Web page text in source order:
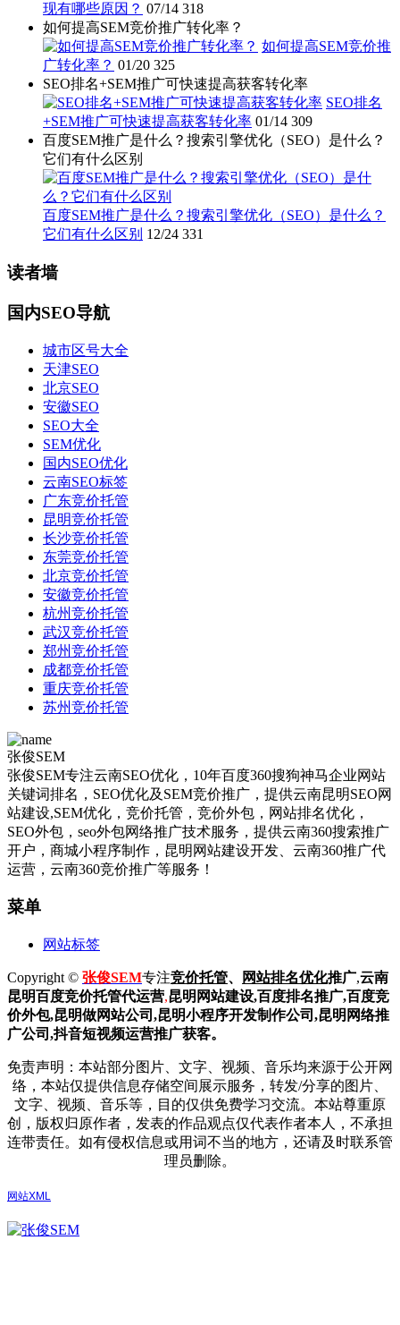
现有哪些原因？ 07/14 318
如何提高SEM竞价推广转化率？
如何提高SEM竞价推
广转化率？ 01/20 325
SEO排名+SEM推广可快速提高获客转化率
SEO排名
+SEM推广可快速提高获客转化率 01/14 309
百度SEM推广是什么？搜索引擎优化（SEO）是什么？
它们有什么区别
百度SEM推广是什么？搜索引擎优化（SEO）是什么？
它们有什么区别 12/24 331
读者墙
国内SEO导航
城市区号大全
天津SEO
北京SEO
安徽SEO
SEO大全
SEM优化
国内SEO优化
云南SEO标签
广东竞价托管
昆明竞价托管
长沙竞价托管
东莞竞价托管
北京竞价托管
安徽竞价托管
杭州竞价托管
武汉竞价托管
郑州竞价托管
成都竞价托管
重庆竞价托管
苏州竞价托管
张俊SEM
张俊SEM专注云南SEO优化，10年百度360搜狗神马企业网站
关键词排名，SEO优化及SEM竞价推广，提供云南昆明SEO网
站建设,SEM优化，竞价托管，竞价外包，网站排名优化，
SEO外包，seo外包网络推广技术服务，提供云南360搜索推广
开户，商城小程序制作，昆明网站建设开发、云南360推广代
运营，云南360竞价推广等服务！
菜单
网站标签
Copyright © 张俊SEM专注竞价托管、 网站排名优化推广,云南
昆明百度竞价托管代运营,昆明网站建设,百度排名推广,百度竞
价外包,昆明做网站公司,昆明小程序开发制作公司,昆明网络推
广公司,抖音短视频运营推广获客。
免责声明：本站部分图片、文字、视频、音乐均来源于公开网
络，本站仅提供信息存储空间展示服务，转发/分享的图片、
文字、视频、音乐等，目的仅供免费学习交流。本站尊重原
创，版权归原作者，发表的作品观点仅代表作者本人，不承担
连带责任。如有侵权信息或用词不当的地方，还请及时联系管
理员删除。
网站XML